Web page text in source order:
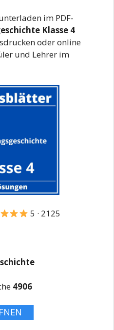
im PDF-
Klasse 4
oder online
und Lehrer im
5 · 2125
4906